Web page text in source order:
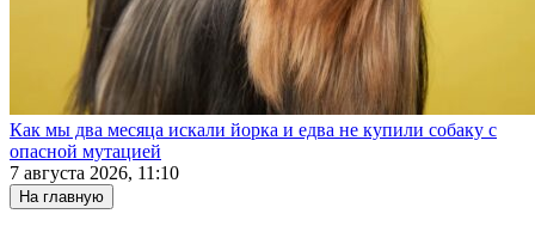
Как мы два месяца искали йорка и едва не купили собаку с
опасной мутацией
7 августа 2026, 11:10
На главную